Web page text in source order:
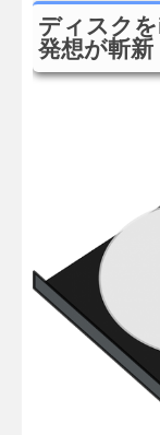
ディスク
発想が斬新